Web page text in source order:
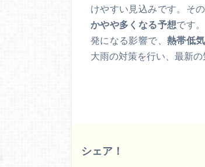
けやすい見込みです。そ
かやや多くなる予想です
発になる影響で、 熱帯低
大雨の対策を行い、最新の
シェア！